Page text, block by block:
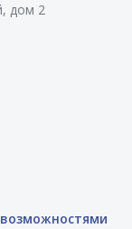
дом 2